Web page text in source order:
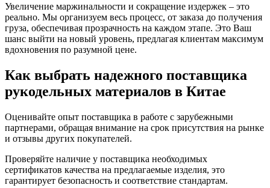
Увеличение маржинальности и сокращение издержек – это
реально. Мы организуем весь процесс, от заказа до получения
груза, обеспечивая прозрачность на каждом этапе. Это Ваш
шанс выйти на новый уровень, предлагая клиентам максимум
вдохновения по разумной цене.
Как выбрать надежного поставщика
рукодельных материалов в Китае
Оценивайте опыт поставщика в работе с зарубежными
партнерами, обращая внимание на срок присутствия на рынке
и отзывы других покупателей.
Проверяйте наличие у поставщика необходимых
сертификатов качества на предлагаемые изделия, это
гарантирует безопасность и соответствие стандартам.